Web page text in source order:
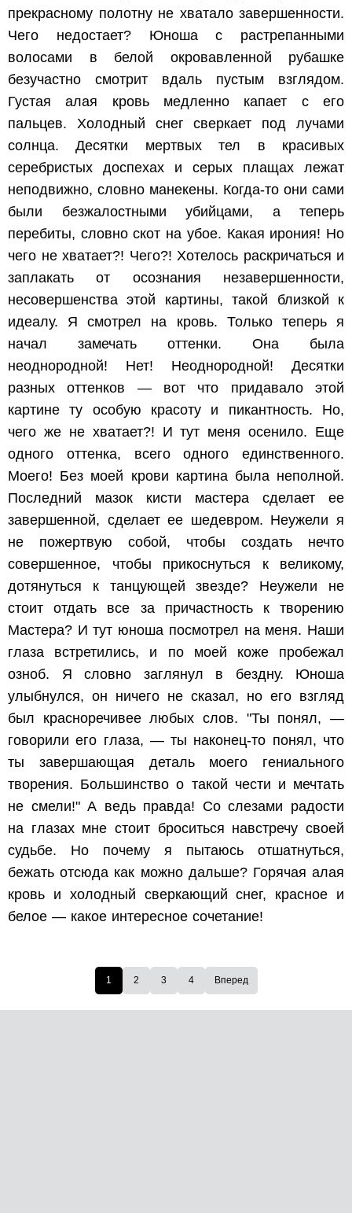
прекрасному полотну не хватало завершенности.
Чего недостает? Юноша с растрепанными
волосами в белой окровавленной рубашке
безучастно смотрит вдаль пустым взглядом.
Густая алая кровь медленно капает с его
пальцев. Холодный снег сверкает под лучами
солнца. Десятки мертвых тел в красивых
серебристых доспехах и серых плащах лежат
неподвижно, словно манекены. Когда-то они сами
были безжалостными убийцами, а теперь
перебиты, словно скот на убое. Какая ирония! Но
чего не хватает?! Чего?! Хотелось раскричаться и
заплакать от осознания незавершенности,
несовершенства этой картины, такой близкой к
идеалу. Я смотрел на кровь. Только теперь я
начал замечать оттенки. Она была
неоднородной! Нет! Неоднородной! Десятки
разных оттенков — вот что придавало этой
картине ту особую красоту и пикантность. Но,
чего же не хватает?! И тут меня осенило. Еще
одного оттенка, всего одного единственного.
Моего! Без моей крови картина была неполной.
Последний мазок кисти мастера сделает ее
завершенной, сделает ее шедевром. Неужели я
не пожертвую собой, чтобы создать нечто
совершенное, чтобы прикоснуться к великому,
дотянуться к танцующей звезде? Неужели не
стоит отдать все за причастность к творению
Мастера? И тут юноша посмотрел на меня. Наши
глаза встретились, и по моей коже пробежал
озноб. Я словно заглянул в бездну. Юноша
улыбнулся, он ничего не сказал, но его взгляд
был красноречивее любых слов. "Ты понял, —
говорили его глаза, — ты наконец-то понял, что
ты завершающая деталь моего гениального
творения. Большинство о такой чести и мечтать
не смели!" А ведь правда! Со слезами радости
на глазах мне стоит броситься навстречу своей
судьбе. Но почему я пытаюсь отшатнуться,
бежать отсюда как можно дальше? Горячая алая
кровь и холодный сверкающий снег, красное и
белое — какое интересное сочетание!
1 2 3 4 Вперед